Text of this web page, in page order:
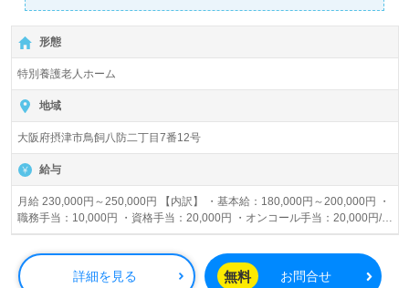
にしております！
形態
特別養護老人ホーム
地域
大阪府摂津市鳥飼八防二丁目7番12号
給与
月給 230,000円～250,000円 【内訳】 ・基本給：180,000円～200,000円 ・
職務手当：10,000円 ・資格手当：20,000円 ・オンコール手当：20,000円/月
【別途支給】 ■皆勤手当：2,000円 ■休日手当：1700円/日（日・祝出勤の場
合） ■残業手当
詳細を見る 無料 お問合せ